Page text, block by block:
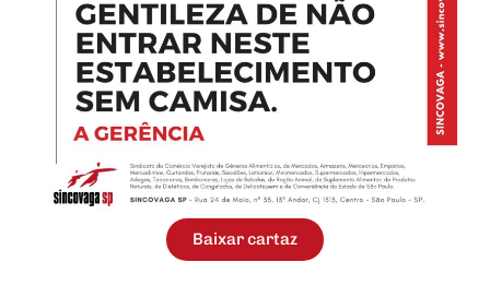
Baixar cartaz